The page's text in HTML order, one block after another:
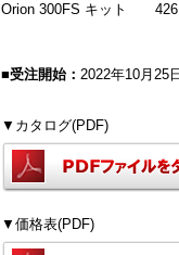
Orion 300FS キット
■受注開始： 2022年10月25
▼カタログ(PDF)
▼価格表(PDF)